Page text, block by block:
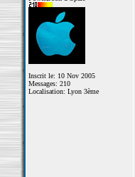
Inscrit le: 10 Nov 2005
Messages: 210
Localisation: Lyon 3ème